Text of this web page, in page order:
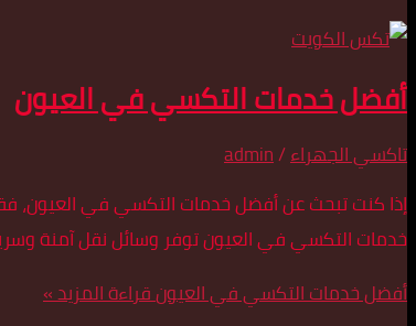
أفضل خدمات التكسي في العيون
تاكسي الجهراء/
admin
إذا كنت تبحث عن أفضل خدمات التكسي في العيون،
خدمات التكسي في العيون توفر وسائل نقل آمنة
أفضل خدمات التكسي في العيونقراءة المزيد »